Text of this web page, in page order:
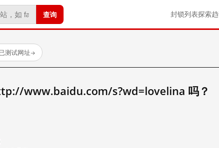
查询 封锁列表探索
测试网址→
www.baidu.com/s?wd=lovelina 吗？